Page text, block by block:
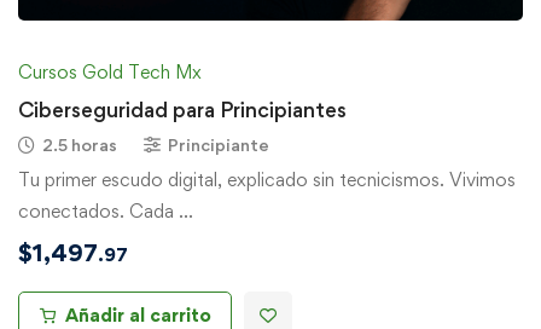
Cursos Gold Tech Mx
Ciberseguridad para Principiantes
2.5 horas Principiante
Tu primer escudo digital, explicado sin tecnicismos. Vivimos
conectados. Cada …
$1,497.97
Añadir al carrito